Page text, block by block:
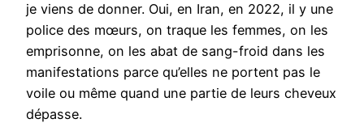
je viens de donner. Oui, en Iran, en 2022, il y une
police des mœurs, on traque les femmes, on les
emprisonne, on les abat de sang-froid dans les
manifestations parce qu’elles ne portent pas le
voile ou même quand une partie de leurs cheveux
dépasse.